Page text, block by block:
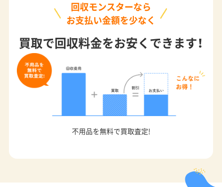
回収モンスターなら
お支払い金額を少なく
買取で回収料金をお安くできます！
不用品を無料で買取査定!